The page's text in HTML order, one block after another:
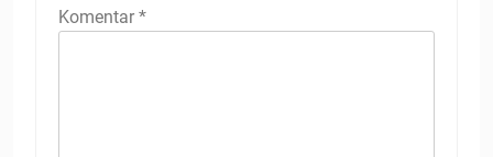
Komentar *